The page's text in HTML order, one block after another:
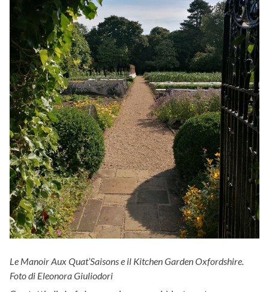
Le Manoir Aux Quat’Saisons e il Kitchen Garden Oxfordshire.
Foto di Eleonora Giuliodori